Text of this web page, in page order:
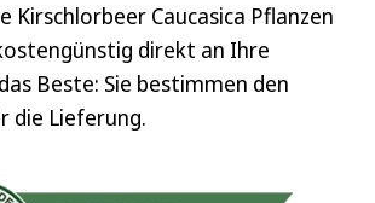
Kirschlorbeer Caucasica Pflanzen
direkt an Ihre
Beste: Sie bestimmen den
die Lieferung.